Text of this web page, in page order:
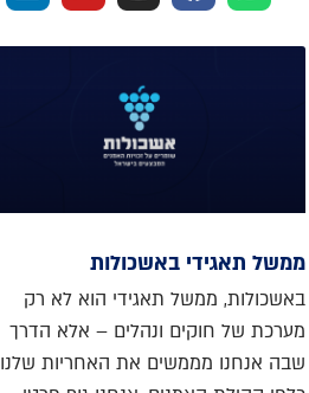
ממשל תאגידי באשכולות
באשכולות, ממשל תאגידי הוא לא רק
מערכת של חוקים ונהלים – אלא הדרך
שבה אנחנו מממשים את האחריות שלנו